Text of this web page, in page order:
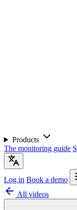
Products
The monitoring guide
Log in Book a demo
All videos